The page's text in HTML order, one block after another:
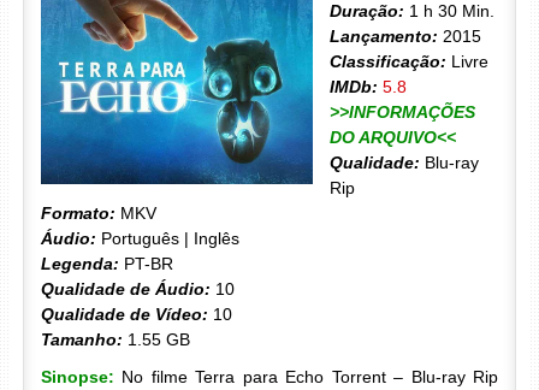
Duração: 1 h 30 Min.
Lançamento: 2015
Classificação: Livre
IMDb: 5.8
>>INFORMAÇÕES
DO ARQUIVO<<
Qualidade: Blu-ray
Rip
Formato: MKV
Áudio: Português | Inglês
Legenda: PT-BR
Qualidade de Áudio: 10
Qualidade de Vídeo: 10
Tamanho: 1.55 GB
Sinopse: No filme Terra para Echo Torrent – Blu-ray Rip